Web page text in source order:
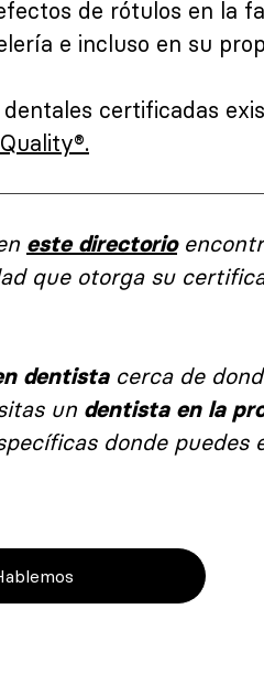
de rótulos en la
e incluso en su
certificadas
.
este directorio
que otorga su
dentistacerca de
un dentista en la
donde puedes